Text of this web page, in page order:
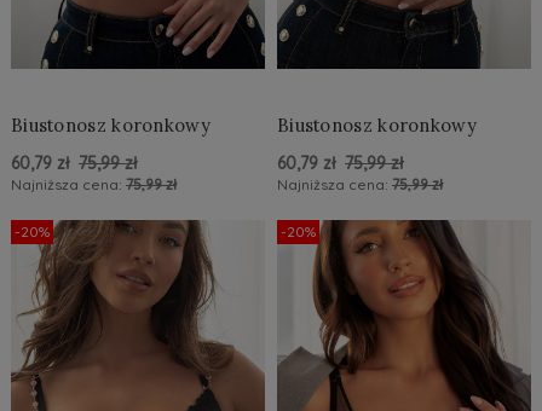
Biustonosz koronkowy
60,79 zł 75,99 zł
Najniższa cena: 75,99 zł
Do Koszyka »
Biustonosz koronkowy
60,79 zł 75,99 zł
Najniższa cena: 75,99 zł
Do Koszyka »
-20% -20%